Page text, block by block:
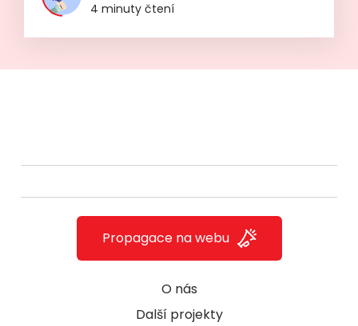
4 minuty čtení
O nás
Další projekty
Propagace na webu